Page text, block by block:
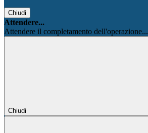
Chiudi
Attendere...
Attendere il completamento dell'operazione...
Chiudi